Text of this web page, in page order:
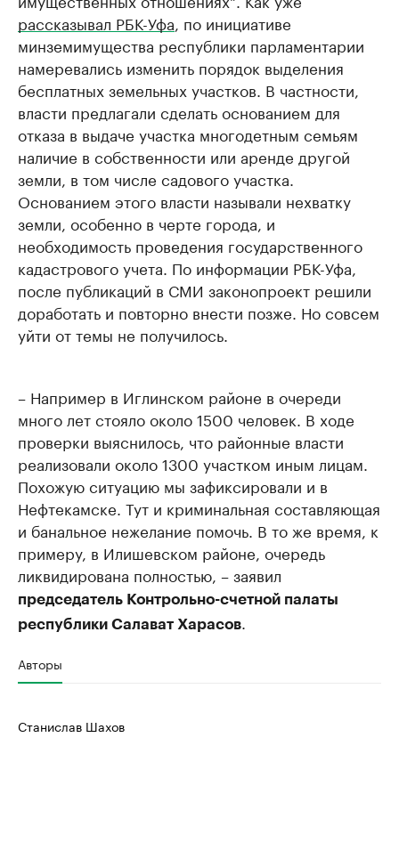
рассказывал РБК-Уфа, по инициативе
минземимущества республики парламентарии
намеревались изменить порядок выделения
бесплатных земельных участков. В частности,
власти предлагали сделать основанием для
отказа в выдаче участка многодетным семьям
наличие в собственности или аренде другой
земли, в том числе садового участка.
Основанием этого власти называли нехватку
земли, особенно в черте города, и
необходимость проведения государственного
кадастрового учета. По информации РБК-Уфа,
после публикаций в СМИ законопроект решили
доработать и повторно внести позже. Но совсем
уйти от темы не получилось.
– Например в Иглинском районе в очереди
много лет стояло около 1500 человек. В ходе
проверки выяснилось, что районные власти
реализовали около 1300 участком иным лицам.
Похожую ситуацию мы зафиксировали и в
Нефтекамске. Тут и криминальная составляющая
и банальное нежелание помочь. В то же время, к
примеру, в Илишевском районе, очередь
ликвидирована полностью, – заявил
председатель Контрольно-счетной палаты
республики Салават Харасов.
Авторы
Станислав Шахов